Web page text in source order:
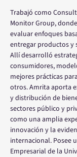
Trabajó como
Monitor Group,
evaluar enfoques
entregar productos y
Allí desarrolló
consumidores,
mejores prácticas
otros. Amrita aporta
y distribución de
sectores público y
como una amplia
innovación y la
internacional. Posee
Empresarial de la